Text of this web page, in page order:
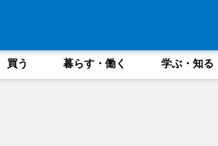
買う 暮らす・働く 学ぶ・知る